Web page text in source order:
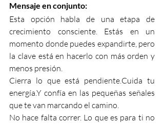
Mensaje en conjunto:
Esta opción habla de una etapa de
crecimiento consciente. Estás en un
momento donde puedes expandirte, pero
la clave está en hacerlo con más orden y
menos presión.
Cierra lo que está pendiente.Cuida tu
energía.Y confía en las pequeñas señales
que te van marcando el camino.
No hace falta correr. Lo que es para ti no